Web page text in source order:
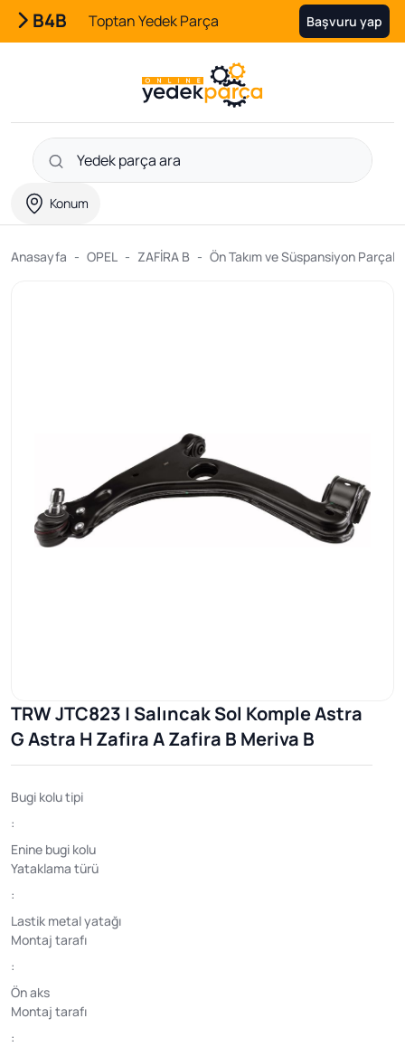
B4B Toptan Yedek Parça Başvuru yap
Konum
Anasayfa OPEL ZAFİRA B Ön Takım ve Süspansiyon
TRW JTC823 | Salıncak Sol Komple Astra
G Astra H Zafira A Zafira B Meriva B
Bugi kolu tipi
:
Enine bugi kolu
Yataklama türü
:
Lastik metal yatağı
Montaj tarafı
:
Ön aks
Montaj tarafı
: